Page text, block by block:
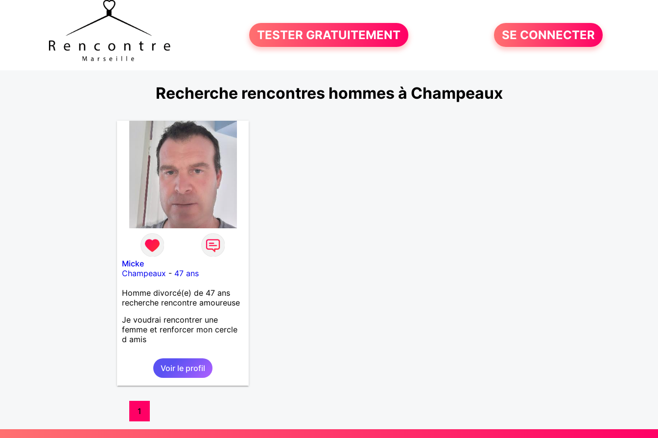
TESTER GRATUITEMENT SE CONNECTER
Recherche rencontres hommes à Champeaux
Micke
Champeaux - 47 ans
Homme divorcé(e) de 47 ans
recherche rencontre amoureuse
Je voudrai rencontrer une
femme et renforcer mon cercle
d amis
Voir le profil
1